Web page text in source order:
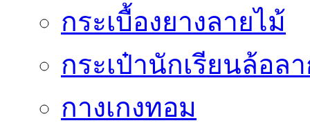
กระเบื้องยางลายไม้
กระเป๋านักเรียนล้อล
กางเกงทอม